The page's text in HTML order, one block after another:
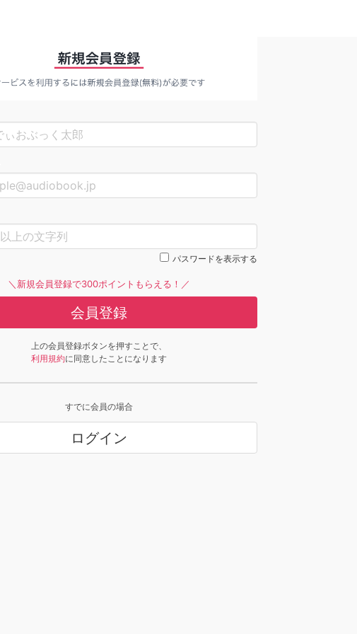
パスワードを表示する
＼新規会員登録で300ポイントもらえる！／
会員登録
上の会員登録ボタンを押すことで、
利用規約に同意したことになります
すでに会員の場合
ログイン